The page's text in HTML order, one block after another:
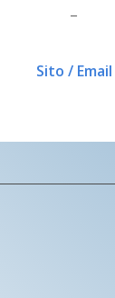
Sito / Email